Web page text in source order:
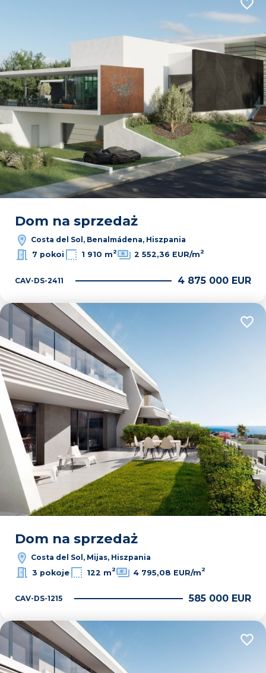
Dom na sprzedaż
Costa del Sol, Benalmádena, Hiszpania
7 pokoi
1 910 m2 2 552,36 EUR/m2
CAV-DS-2411 4 875 000 EUR
Dom na sprzedaż
Costa del Sol, Mijas, Hiszpania
3 pokoje
122 m2 4 795,08 EUR/m2
CAV-DS-1215 585 000 EUR